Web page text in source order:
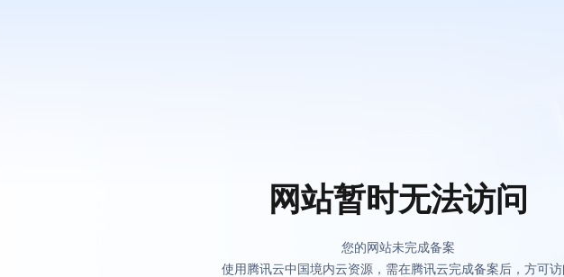
网站暂时无法访问
您的网站未完成备案
使用腾讯云中国境内云资源，需在腾讯云完成备案后，方可